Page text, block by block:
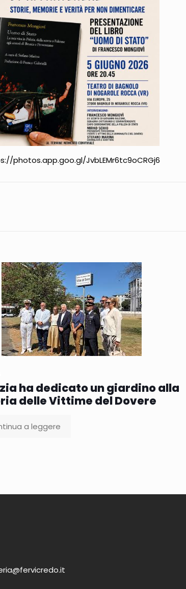
photos.app.goo.gl/JvbLEMr6tc9oCRGj6
ha dedicato un giardino alla
delle Vittime del Dovere
a leggere